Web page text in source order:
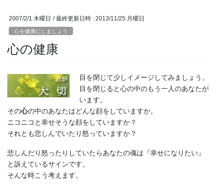
2007/2/1 木曜日 / 最終更新日時 : 2013/11/25 月曜日
心を健康にしましょう
心の健康
目を閉じて少しイメージしてみましょう。
目を閉じると心の中のもう一人のあなたが
います。
その心の中のあなたはどんな顔をしていますか。
ニコニコと幸せそうな顔をしていますか？
それとも悲しんでいたり怒っていますか？
悲しんだり怒ったりしていたらあなたの魂は『幸せになりたい』
と訴えているサインです。
そんな時こう考えます。